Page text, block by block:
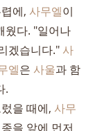
에, 사무엘이
웠다. "일어나
겠습니다." 사
엘은 사울과 함
.
을 때에, 사무
을 앞에 먼저